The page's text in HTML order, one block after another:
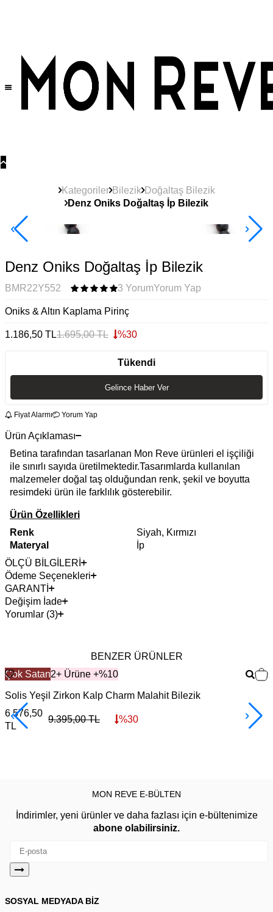
Kategoriler Bilezik Doğaltaş Bilezik
Denz Oniks Doğaltaş İp Bilezik
2+ Ürüne +%10
Denz Oniks Doğaltaş İp Bilezik
BMR22Y552 3 YorumYorum Yap
Oniks & Altın Kaplama Pirinç
1.186,50 TL1.695,00TL %30
Tükendi
Gelince Haber Ver
Fiyat Alarmı Yorum Yap
Ürün Açıklaması
Betina tarafından tasarlanan Mon Reve ürünleri el işçiliği
ile sınırlı sayıda üretilmektedir.Tasarımlarda kullanılan
malzemeler doğal taş olduğundan renk, şekil ve boyutta
resimdeki ürün ile farklılık gösterebilir.
Ürün Özellikleri
Renk
Siyah, Kırmızı
Materyal
İp
ÖLÇÜ BİLGİLERİ
Ödeme Seçenekleri
GARANTİ
Değişim İade
Yorumlar (3)
BENZER ÜRÜNLER
Çok Satan2+ Ürüne +%10
Solis Yeşil Zirkon Kalp Charm Malahit Bilezik
6.576,50
TL
9.395,00TL %30
MON REVE E-BÜLTEN
İndirimler, yeni ürünler ve daha fazlası için e-bültenimize
abone olabilirsiniz.
SOSYAL MEDYADA BİZ